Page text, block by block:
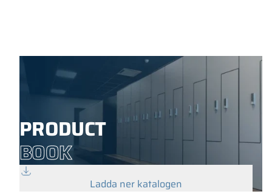
PRODUCT
BOOK
Ladda ner katalogen